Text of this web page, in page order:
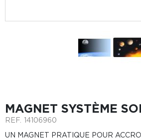
MAGNET SYSTÈME
REF. 14106960
UN MAGNET PRATIQUE POUR